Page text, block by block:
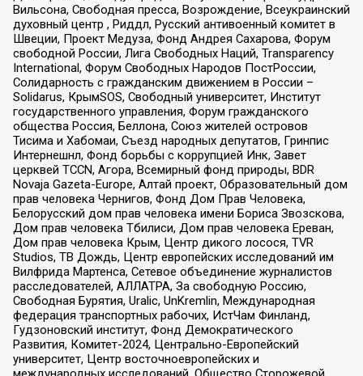
Вильсона, Свободная пресса, Возрождение, Всеукраинский
духовный центр , Риддл, Русский антивоенный комитет в
Швеции, Проект Медуза, Фонд Андрея Сахарова, Форум
свободной России, Лига Свободных Наций, Transparеncy
International, Форум Свободных Народов ПостРоссии,
Солидарность с гражданским движением в России –
Solidarus, КрымSOS, Свободный университет, Институт
государственного управления, Форум гражданского
общества Россия, Беллона, Союз жителей островов
Тисима и Хабомаи, Съезд народных депутатов, Гринпис
Интернешнл, Фонд борьбы с коррупцией Инк, Завет
церквей TCCN, Агора, Всемирный фонд природы, BDR
Novaja Gazeta-Europe, Алтай проект, Образовательный дом
прав человека Чернигов, Фонд Дом Прав Человека,
Белорусский дом прав человека имени Бориса Звозскова,
Дом прав человека Тбилиси, Дом прав человека Ереван,
Дом прав человека Крым, Центр дикого лосося, TVR
Studios, ТВ Дождь, Центр европейских исследований им
Вилфрида Мартенса, Сетевое объединение журналистов
расследователей, АЛЛАТРА, За свободную Россию,
Свободная Бурятия, Uralic, UnKremlin, Международная
федерация транспортных рабочих, ИстЧам Финланд,
Гудзоновский институт, Фонд Демократического
Развития, Комитет-2024, Центрально-Европейский
университет, Центр восточноевропейских и